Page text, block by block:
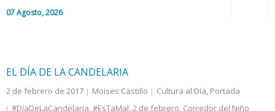
07 Agosto, 2026
Editorial
Nacional
EL DÍA DE LA CANDELARIA
2 de febrero de 2017 Moises Castillo Cultura al Día, Portada
#DíaDeLaCandelaria,#EsTaMal,2 de febrero, Corredor del Niño